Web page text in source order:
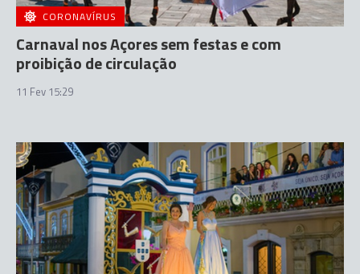
CORONAVÍRUS
Carnaval nos Açores sem festas e com
proibição de circulação
11 Fev 15:29